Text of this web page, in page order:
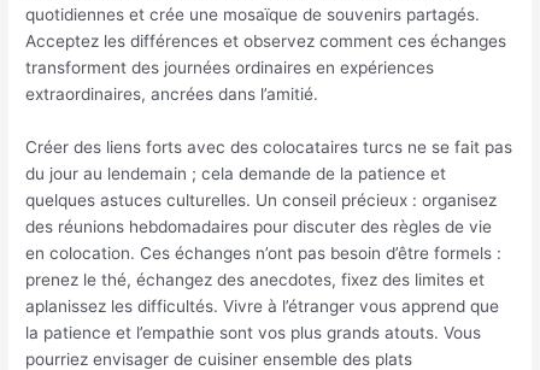
quotidiennes et crée une mosaïque de souvenirs partagés.
Acceptez les différences et observez comment ces échanges
transforment des journées ordinaires en expériences
extraordinaires, ancrées dans l’amitié.
Créer des liens forts avec des colocataires turcs ne se fait pas
du jour au lendemain ; cela demande de la patience et
quelques astuces culturelles. Un conseil précieux : organisez
des réunions hebdomadaires pour discuter des règles de vie
en colocation. Ces échanges n’ont pas besoin d’être formels :
prenez le thé, échangez des anecdotes, fixez des limites et
aplanissez les difficultés. Vivre à l’étranger vous apprend que
la patience et l’empathie sont vos plus grands atouts. Vous
pourriez envisager de cuisiner ensemble des plats